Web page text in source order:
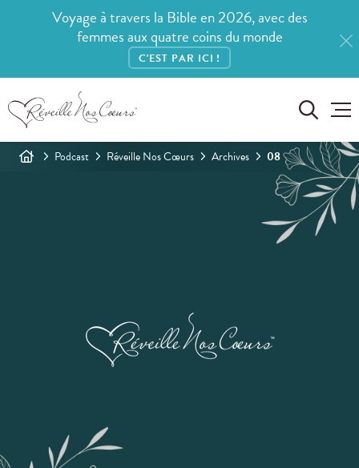
Voyage à travers la Bible en 2026, avec des
femmes aux quatre coins du monde
C'EST PAR ICI !
Podcast Réveille Nos Cœurs Archives 08